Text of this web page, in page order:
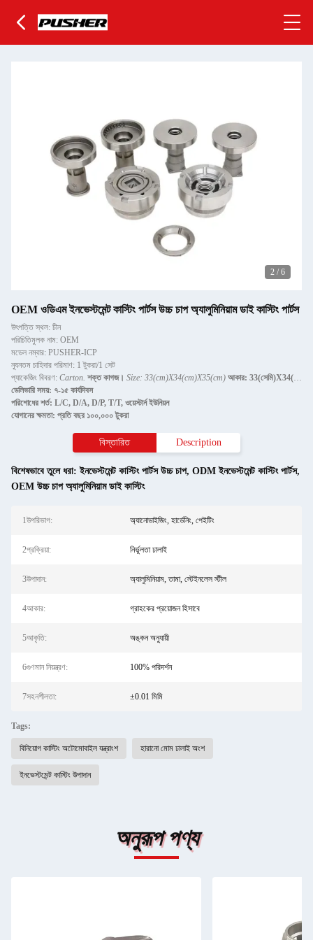
2 / 6
OEM ওডিএম ইনভেস্টমেন্ট কাস্টিং পার্টস উচ্চ চাপ অ্যালুমিনিয়াম ডাই কাস্টিং পার্টস
উৎপত্তি স্থল: চীন
পরিচিতিমুলক নাম: OEM
মডেল নম্বার: PUSHER-ICP
ন্যূনতম চাহিদার পরিমাণ: 1 টুকরা/1 সেট
প্যাকেজিং বিবরণ: Carton. শক্ত কাগজ। Size: 33(cm)X34(cm)X35(cm) আকার: 33(সেমি)X34(সেমি)X35(সেম
ডেলিভারি সময়: ৭-১৫ কার্যদিবস
পরিশোধের শর্ত: L/C, D/A, D/P, T/T, ওয়েস্টার্ন ইউনিয়ন
যোগানের ক্ষমতা: প্রতি বছর ১০০,০০০ টুকরা
বিস্তারিত Description
বিশেষভাবে তুলে ধরা: ইনভেস্টমেন্ট কাস্টিং পার্টস উচ্চ চাপ, ODM ইনভেস্টমেন্ট কাস্টিং পার্টস,
OEM উচ্চ চাপ অ্যালুমিনিয়াম ডাই কাস্টিং
1উপরিভাগ: অ্যানোডাইজিং, হার্ডেনিং, পেইটিং
2প্রক্রিয়া: নির্ভুলতা ঢালাই
3উপাদান: অ্যালুমিনিয়াম, তামা, স্টেইনলেস স্টীল
4আকার: গ্রাহকের প্রয়োজন হিসাবে
5আকৃতি: অঙ্কন অনুযায়ী
6গুণমান নিয়ন্ত্রণ: 100% পরিদর্শন
7সহনশীলতা: ±0.01 মিমি
Tags:
বিনিয়োগ কাস্টিং অটোমোবাইল যন্ত্রাংশ হারানো মোম ঢালাই অংশ
ইনভেস্টমেন্ট কাস্টিং উপাদান
অনুরূপ পণ্য